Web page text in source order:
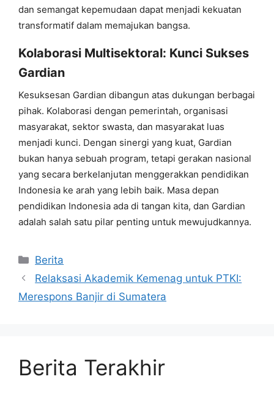
dan semangat kepemudaan dapat menjadi kekuatan
transformatif dalam memajukan bangsa.
Kolaborasi Multisektoral: Kunci Sukses
Gardian
Kesuksesan Gardian dibangun atas dukungan berbagai
pihak. Kolaborasi dengan pemerintah, organisasi
masyarakat, sektor swasta, dan masyarakat luas
menjadi kunci. Dengan sinergi yang kuat, Gardian
bukan hanya sebuah program, tetapi gerakan nasional
yang secara berkelanjutan menggerakkan pendidikan
Indonesia ke arah yang lebih baik. Masa depan
pendidikan Indonesia ada di tangan kita, dan Gardian
adalah salah satu pilar penting untuk mewujudkannya.
Kategori
Berita
Relaksasi Akademik Kemenag untuk PTKI:
Merespons Banjir di Sumatera
Berita Terakhir